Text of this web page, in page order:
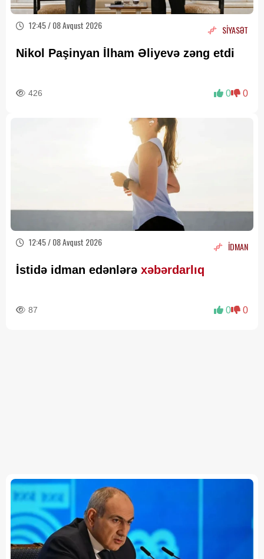
12:45 / 08 Avqust 2026 SİYASƏT
Nikol Paşinyan İlham Əliyevə zəng etdi
426 0 0
12:45 / 08 Avqust 2026 İDMAN
İstidə idman edənlərə xəbərdarlıq
87 0 0